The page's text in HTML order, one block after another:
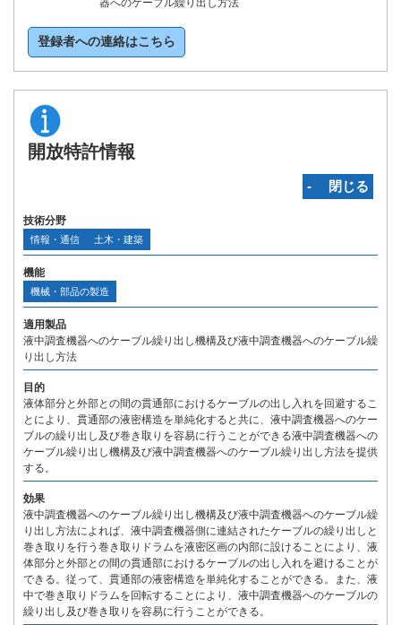
器へのケーブル繰り出し方法
登録者への連絡はこちら
開放特許情報
‐ 閉じる
技術分野
情報・通信 土木・建築
機能
機械・部品の製造
適用製品
液中調査機器へのケーブル繰り出し機構及び液中調査機器へのケーブル繰
り出し方法
目的
液体部分と外部との間の貫通部におけるケーブルの出し入れを回避するこ
とにより、貫通部の液密構造を単純化すると共に、液中調査機器へのケー
ブルの繰り出し及び巻き取りを容易に行うことができる液中調査機器への
ケーブル繰り出し機構及び液中調査機器へのケーブル繰り出し方法を提供
する。
効果
液中調査機器へのケーブル繰り出し機構及び液中調査機器へのケーブル繰
り出し方法によれば、液中調査機器側に連結されたケーブルの繰り出しと
巻き取りを行う巻き取りドラムを液密区画の内部に設けることにより、液
体部分と外部との間の貫通部におけるケーブルの出し入れを避けることが
できる。従って、貫通部の液密構造を単純化することができる。また、液
中で巻き取りドラムを回転することにより、液中調査機器へのケーブルの
繰り出し及び巻き取りを容易に行うことができる。